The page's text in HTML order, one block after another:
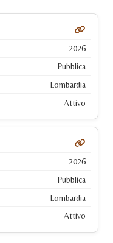
2026
Pubblica
Lombardia
Attivo
2026
Pubblica
Lombardia
Attivo